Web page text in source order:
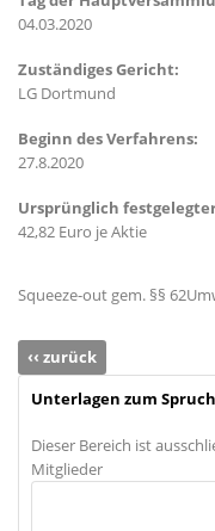
04.03.2020
Zuständiges Gericht:
LG Dortmund
Beginn des Verfahrens:
27.8.2020
Ursprünglich
42,82 Euro je Aktie
Squeeze-out gem. §§
‹‹ zurück
Unterlagen zum
Dieser Bereich ist
Mitglieder